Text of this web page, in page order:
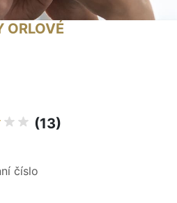
ORLOVÉ
(13)
číslo